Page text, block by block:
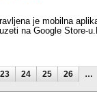
je mobilna
na Google Store-
23 24 25 26 …